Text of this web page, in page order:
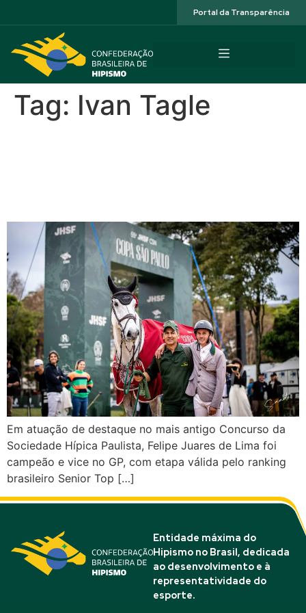
Portal da Transparência
Tag: Ivan Tagle
Em atuação de destaque no mais antigo Concurso da
Sociedade Hípica Paulista, Felipe Juares de Lima foi
campeão e vice no GP, com etapa válida pelo ranking
brasileiro Senior Top […]
Entidade máxima do
Hipismo no Brasil, dedicada
ao desenvolvimento e à
representatividade do
esporte.